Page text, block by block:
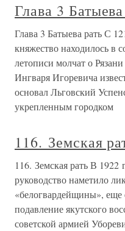
Глава 3
Глава 3 Батыева рать С
княжество находилось в
летописи молчат о
Ингваря Игоревича
основал Льговский
укрепленным городком
116. Земская
116. Земская рать В 1922
руководство наметило
«белогвардейщины», еще
подавление якутского
советской армией